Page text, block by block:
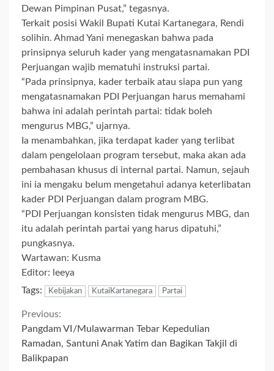
Dewan Pimpinan Pusat,” tegasnya.
Terkait posisi Wakil Bupati Kutai Kartanegara, Rendi
solihin. Ahmad Yani menegaskan bahwa pada
prinsipnya seluruh kader yang mengatasnamakan PDI
Perjuangan wajib mematuhi instruksi partai.
“Pada prinsipnya, kader terbaik atau siapa pun yang
mengatasnamakan PDI Perjuangan harus memahami
bahwa ini adalah perintah partai: tidak boleh
mengurus MBG,” ujarnya.
Ia menambahkan, jika terdapat kader yang terlibat
dalam pengelolaan program tersebut, maka akan ada
pembahasan khusus di internal partai. Namun, sejauh
ini ia mengaku belum mengetahui adanya keterlibatan
kader PDI Perjuangan dalam program MBG.
“PDI Perjuangan konsisten tidak mengurus MBG, dan
itu adalah perintah partai yang harus dipatuhi,”
pungkasnya.
Wartawan: Kusma
Editor: leeya
Tags:
Kebijakan KutaiKartanegara Partai
Continue
Reading
Previous:
Pangdam VI/Mulawarman Tebar Kepedulian
Ramadan, Santuni Anak Yatim dan Bagikan Takjil di
Balikpapan